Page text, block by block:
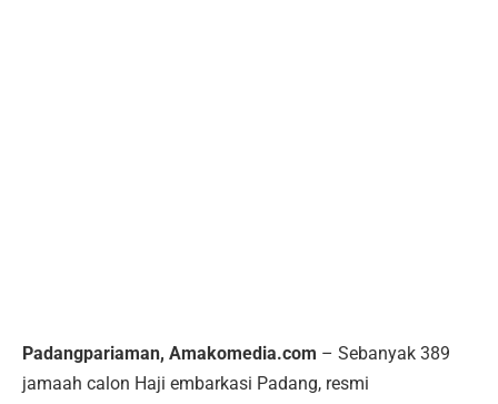
Padangpariaman, Amakomedia.com – Sebanyak 389
jamaah calon Haji embarkasi Padang, resmi